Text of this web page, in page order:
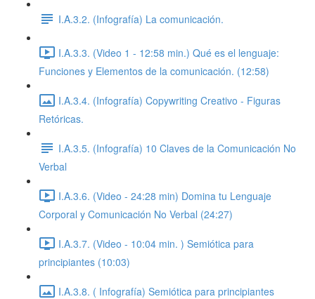
I.A.3.2. (Infografía) La comunicación.
I.A.3.3. (Video 1 - 12:58 min.) Qué es el lenguaje:
Funciones y Elementos de la comunicación. (12:58)
I.A.3.4. (Infografía) Copywriting Creativo - Figuras
Retóricas.
I.A.3.5. (Infografía) 10 Claves de la Comunicación No
Verbal
I.A.3.6. (Video - 24:28 min) Domina tu Lenguaje
Corporal y Comunicación No Verbal (24:27)
I.A.3.7. (Video - 10:04 min. ) Semiótica para
principiantes (10:03)
I.A.3.8. ( Infografía) Semiótica para principiantes